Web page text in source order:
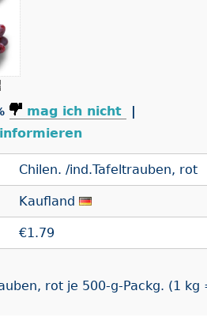
mag ich nicht
Chilen. /ind.Tafeltrauben, rot
Kaufland
€1.79
rot je 500-g-Packg. (1 kg